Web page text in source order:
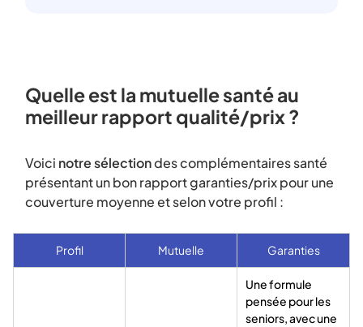
Quelle est la mutuelle santé au
meilleur rapport qualité/prix ?
Voici notre sélectiondes complémentaires santé
présentant un bon rapport garanties/prix pour une
couverture moyenne et selon votre profil :
Profil Mutuelle Garanties
Une formule
pensée pour les
seniors, avec une